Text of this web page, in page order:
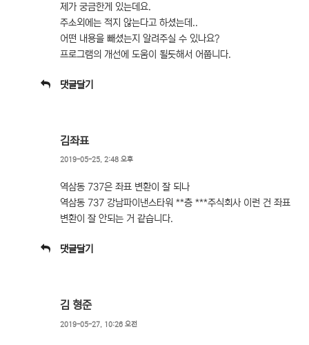
제가 궁금한게 있는데요.
주소외에는 적지 않는다고 하셨는데..
어떤 내용을 빼셨는지 알려주실 수 있나요?
프로그램의 개선에 도움이 될듯해서 어쭙니다.
댓글달기
김좌표
2019-05-25, 2:48 오후
역삼동 737은 좌표 변환이 잘 되나
역삼동 737 강남파이낸스타워 **층 ***주식회사 이런 건 좌표
변환이 잘 안되는 거 같습니다.
댓글달기
김 형준
2019-05-27, 10:26 오전